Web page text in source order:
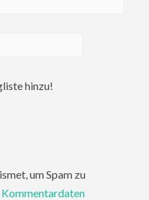
hinzu!
um Spam zu
Kommentardaten